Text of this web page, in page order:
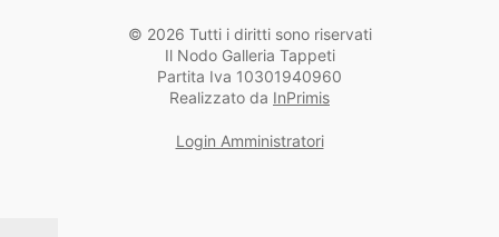
© 2026 Tutti i diritti sono riservati
Il Nodo Galleria Tappeti
Partita Iva 10301940960
Realizzato da InPrimis
Login Amministratori